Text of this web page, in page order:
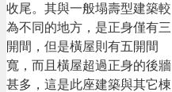
收尾。其與一般塌壽型建築較
為不同的地方，是正身僅有三
開間，但是橫屋則有五開間
寬，而且橫屋超過正身的後牆
甚多，這是此座建築與其它棟